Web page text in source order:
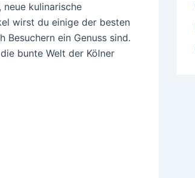
kulinarische
wirst du einige der besten
Besuchern ein Genuss sind.
bunte Welt der Kölner